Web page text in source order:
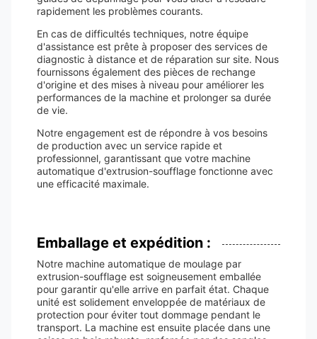
rapidement les problèmes courants.
En cas de difficultés techniques, notre équipe
d'assistance est prête à proposer des services de
diagnostic à distance et de réparation sur site. Nous
fournissons également des pièces de rechange
d'origine et des mises à niveau pour améliorer les
performances de la machine et prolonger sa durée
de vie.
Notre engagement est de répondre à vos besoins
de production avec un service rapide et
professionnel, garantissant que votre machine
automatique d'extrusion-soufflage fonctionne avec
une efficacité maximale.
Emballage et expédition :
Notre machine automatique de moulage par
extrusion-soufflage est soigneusement emballée
pour garantir qu'elle arrive en parfait état. Chaque
unité est solidement enveloppée de matériaux de
protection pour éviter tout dommage pendant le
transport. La machine est ensuite placée dans une